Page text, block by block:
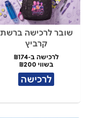
שובר לרכישה ברשת
קרביץ
לרכישה ב-₪174
בשווי ₪200
לרכישה